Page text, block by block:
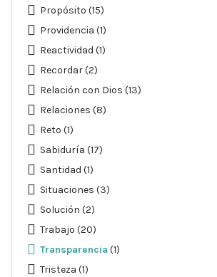
Propósito (15)
Providencia (1)
Reactividad (1)
Recordar(2)
Relación con Dios (13)
Relaciones (8)
Reto (1)
Sabiduría (17)
Santidad (1)
Situaciones (3)
Solución (2)
Trabajo (20)
Transparencia (1)
Tristeza (1)